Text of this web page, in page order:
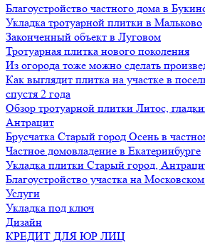
Благоустройство частного дома в
Укладка тротуарной плитки в Мальково
Законченный объект в Луговом
Тротуарная плитка нового поколения
Из огорода тоже можно сделать
Как выглядит плитка на участке в
спустя 2 года
Обзор тротуарной плитки Литос,
Антрацит
Брусчатка Старый город Осень в
Частное домовладение в Екатеринбурге
Укладка плитки Старый город,
Благоустройство участка на
Услуги
Укладка под ключ
Дизайн
КРЕДИТ ДЛЯ ЮР ЛИЦ